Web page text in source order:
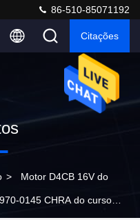
86-510-85071192
Citações
> Motor D4CB 16V do
0145 CHRA do curso